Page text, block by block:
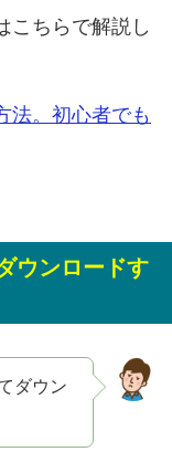
こちらで解説し
法。初心者でも
ウンロードす
ダウン